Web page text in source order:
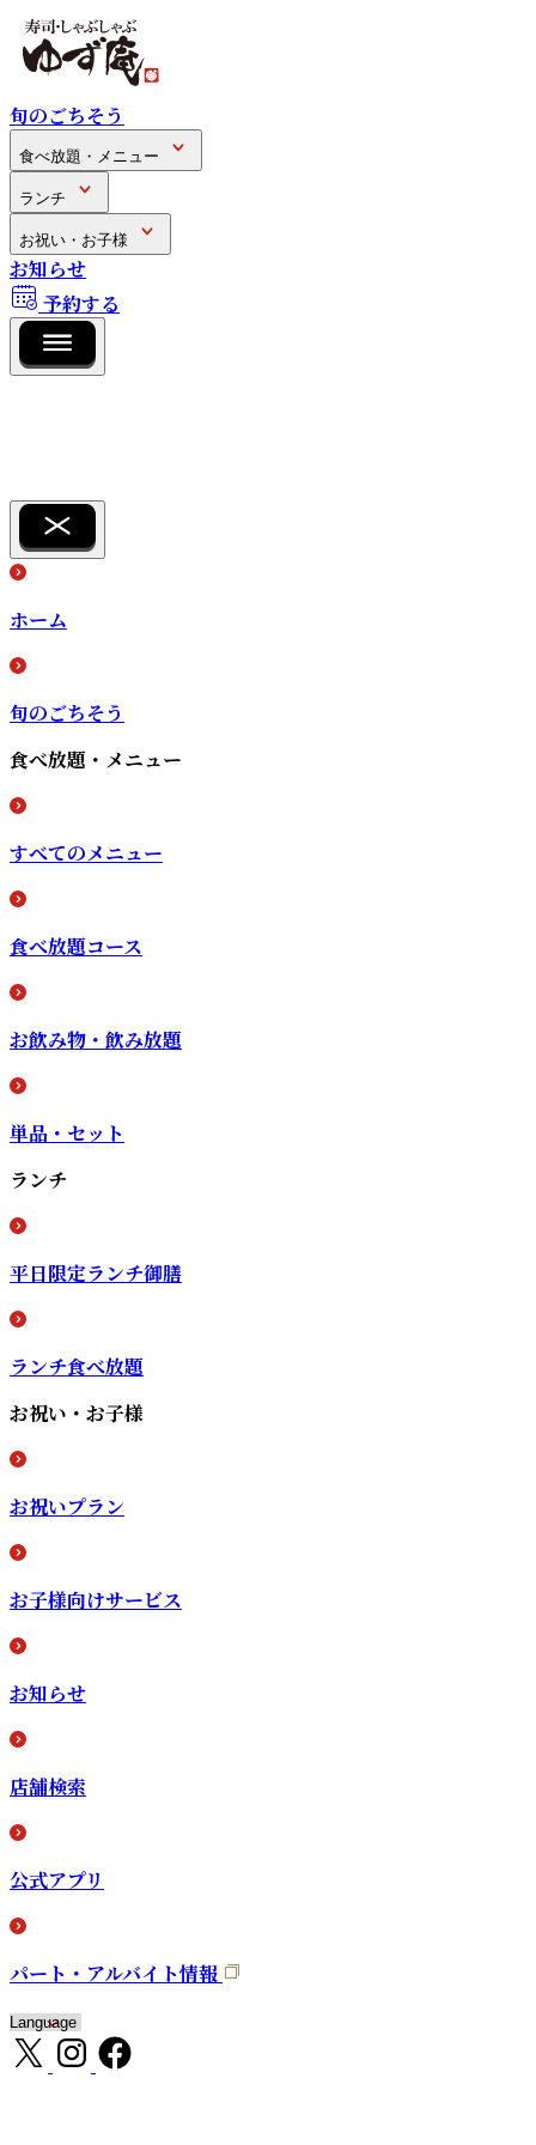
旬のごちそう
食べ放題・メニュー
ランチ
お祝い・お子様
お知らせ
予約する
ホーム
旬のごちそう
食べ放題・メニュー
すべてのメニュー
食べ放題コース
お飲み物・飲み放題
単品・セット
ランチ
平日限定ランチ御膳
ランチ食べ放題
お祝い・お子様
お祝いプラン
お子様向けサービス
お知らせ
店舗検索
公式アプリ
パート・アルバイト情報